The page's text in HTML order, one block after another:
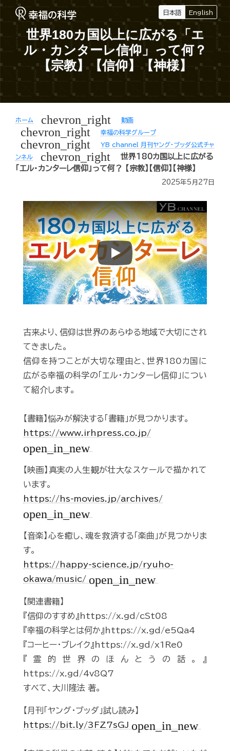
日本語 English
世界180カ国以上に広がる「エ
ル・カンターレ信仰」って何？
【宗教】【信仰】【神様】
ホーム chevron_right 動画
chevron_right 幸福の科学グループ
chevron_right
YB channel 月刊ヤング・ブッダ公式チャ
ンネル
chevron_right
世界180カ国以上に広がる
「エル・カンターレ信仰」って何？ 【宗教】【信仰】【神様】
2025年5月27日
Play
古来より、信仰は世界のあらゆる地域で大切にされ
てきました。
信仰を持つことが大切な理由と、世界180カ国に
広がる幸福の科学の「エル・カンターレ信仰」につい
て紹介します。
【書籍】悩みが解決する「書籍」が見つかります。
https://www.irhpress.co.jp/
open_in_new
【映画】真実の人生観が壮大なスケールで描かれて
います。
https://hs-movies.jp/archives/
open_in_new
【音楽】心を癒し、魂を救済する「楽曲」が見つかりま
す。
https://happy-science.jp/ryuho-
okawa/music/ open_in_new
【関連書籍】
『信仰のすすめ』https://x.gd/cSt08
『幸福の科学とは何か』https://x.gd/e5Qa4
『コーヒー・ブレイク』https://x.gd/x1Re0
『霊的世界のほんとうの話。』
https://x.gd/4v8Q7
すべて、大川隆法 著。
【月刊「ヤング・ブッダ」試し読み】
https://bit.ly/3FZ7sGJ open_in_new